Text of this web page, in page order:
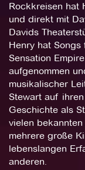
Rockkreisen hat
und direkt mit
Davids
Henry hat
Sensation
aufgenommen
musikalischer
Stewart auf
Geschichte als
vielen
mehrere große
lebenslangen
anderen.